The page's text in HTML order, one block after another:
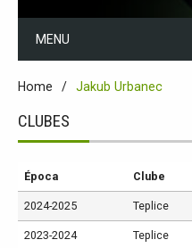
MENU
Home Jakub Urbanec
CLUBES
Época Clube
2024-2025 Teplice
2023-2024 Teplice